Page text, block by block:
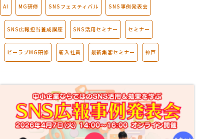
AI MG研修 SNSフェスティバル SNS事例発表会
SNS広報担当養成講座 SNS活用セミナー セミナー
ビーラブMG研修 新入社員 最新集客セミナー 神戸